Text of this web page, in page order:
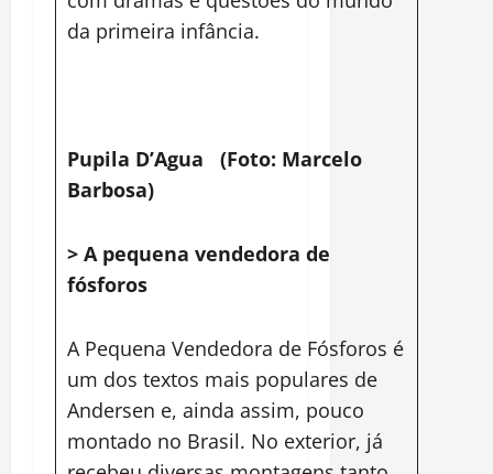
da primeira infância.
Pupila D’Agua (Foto: Marcelo
Barbosa)
> A pequena vendedora de
fósforos
A Pequena Vendedora de Fósforos é
um dos textos mais populares de
Andersen e, ainda assim, pouco
montado no Brasil. No exterior, já